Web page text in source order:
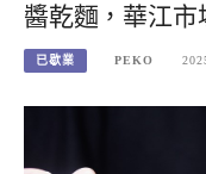
醬乾麵，華江市
已歇業 PEKO